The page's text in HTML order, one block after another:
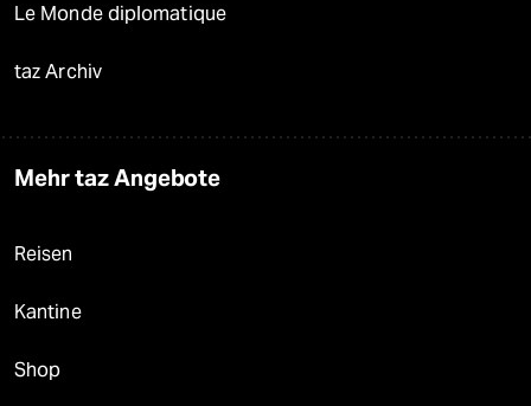
Le Monde diplomatique
taz Archiv
Mehr taz Angebote
Reisen
Kantine
Shop